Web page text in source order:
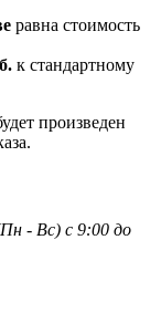
равна стоимость
к стандартному
произведен
Пн - Вс) с 9:00 до